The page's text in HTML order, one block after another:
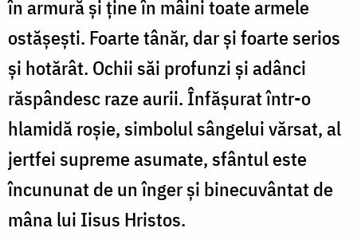
în armură și ține în mâini toate armele
ostășești. Foarte tânăr, dar și foarte serios
și hotărât. Ochii săi profunzi și adânci
răspândesc raze aurii. Înfășurat într-o
hlamidă roșie, simbolul sângelui vărsat, al
jertfei supreme asumate, sfântul este
încununat de un înger și binecuvântat de
mâna lui Iisus Hristos.